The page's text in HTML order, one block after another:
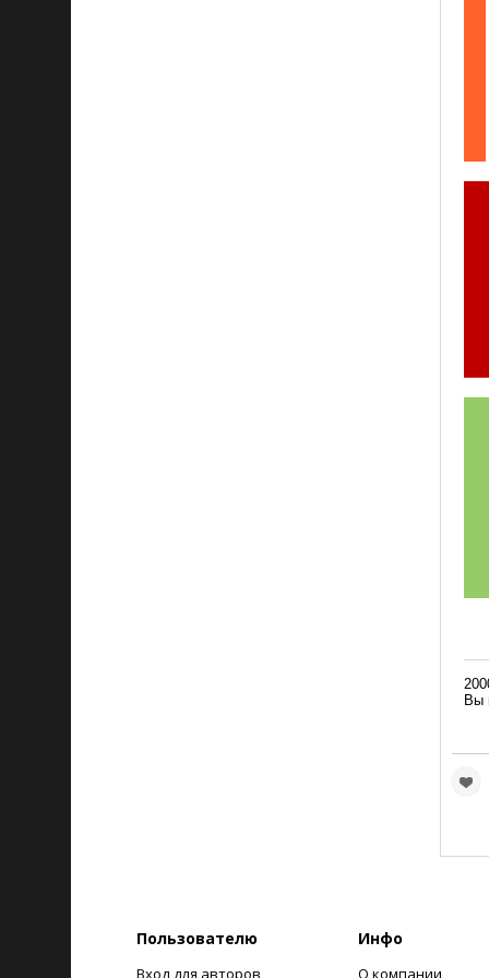
Вы
Пользователю
Вход для авторов
Инфо
О компании